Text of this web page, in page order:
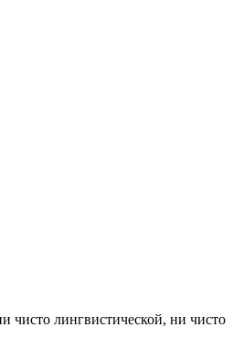
чисто лингвистической, ни чисто